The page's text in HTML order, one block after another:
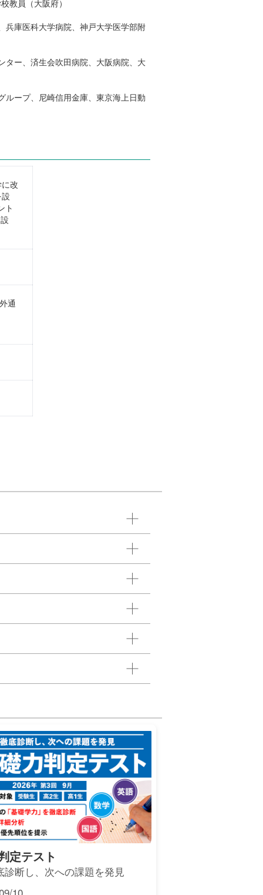
教員（大阪府）
兵庫医科大学病院、神戸大学医学部附
ター、済生会吹田病院、大阪病院、大
ループ、尼崎信用金庫、東京海上日動
改
ト
通
定テスト
断し、次への課題を発見